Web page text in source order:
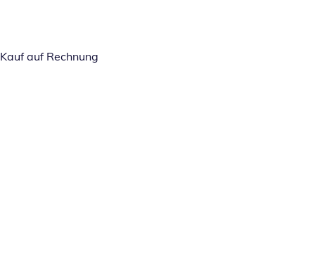
Kauf auf Rechnung